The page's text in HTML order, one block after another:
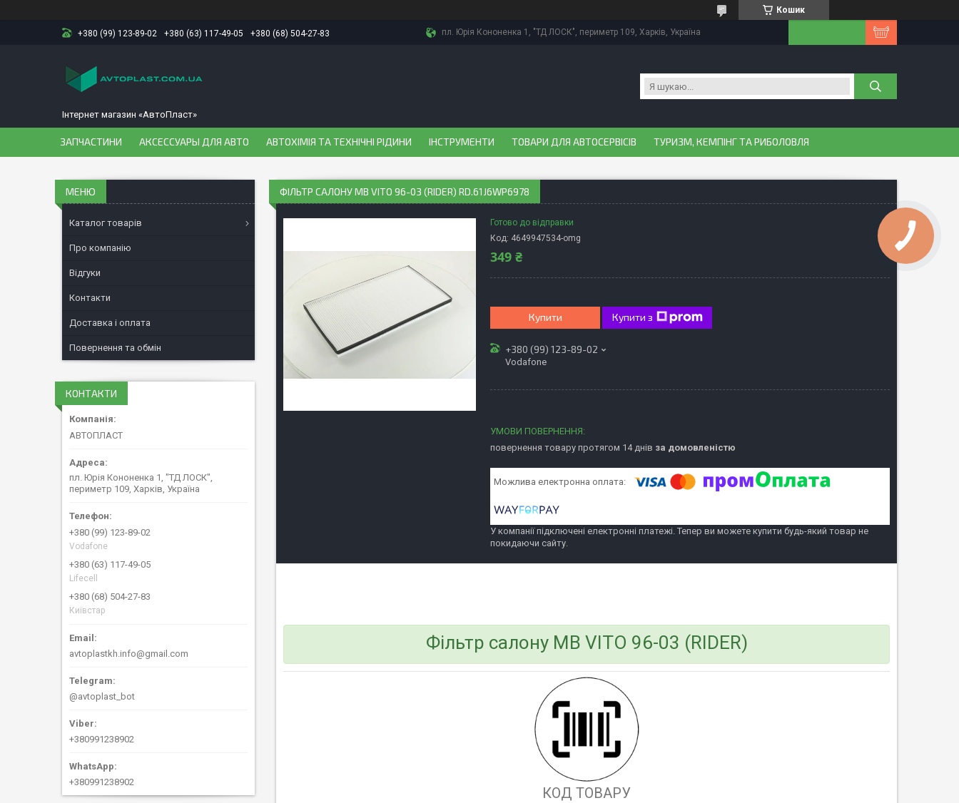
Кошик
+380 (99) 123-89-02 +380 (63) 117-49-05 +380 (68) 504-27-83 пл. Юрія Кононенка 1, "ТД ЛОСК", периметр 109, Харків, Україна
Інтернет магазин «АвтоПласт»
ЗАПЧАСТИНИ АКСЕССУАРЫ ДЛЯ АВТО АВТОХІМІЯ ТА ТЕХНІЧНІ РІДИНИ ІНСТРУМЕНТИ ТОВАРИ ДЛЯ АВТОСЕРВІСІВ ТУРИЗМ, КЕМПІНГ ТА РИБОЛОВЛЯ
ФІЛЬТР САЛОНУ MB VITO 96-03 (RIDER) RD.61J6WP6978
Готово до відправки
Код: 4649947534-omg
349 ₴
Купити Купити з
+380 (99) 123-89-02
Vodafone
повернення товару протягом 14 днів за домовленістю
У компанії підключені електронні платежі. Тепер ви можете купити будь-який товар не
покидаючи сайту.
Фільтр салону MB VITO 96-03 (RIDER)
КОД ТОВАРУ
Каталог товарів
Про компанію
Відгуки
Контакти
Доставка і оплата
Повернення та обмін
КОНТАКТИ
АВТОПЛАСТ
пл. Юрія Кононенка 1, "ТД ЛОСК",
периметр 109, Харків, Україна
+380 (99) 123-89-02
Vodafone
+380 (63) 117-49-05
Lifecell
+380 (68) 504-27-83
Київстар
avtoplastkh.info@gmail.com
@avtoplast_bot
+380991238902
+380991238902